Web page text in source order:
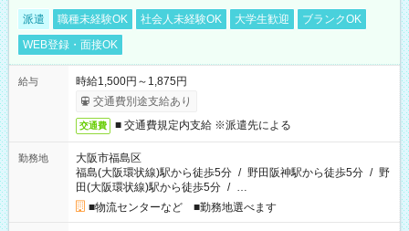
派遣 職種未経験OK 社会人未経験OK 大学生歓迎
ブランクOK
WEB登録・面接OK
給与
時給1,500円～1,875円
交通費別途支給あり
交通費 ■ 交通費規定内支給 ※派遣先による
勤務地
大阪市福島区
福島(大阪環状線)駅から徒歩5分 / 野田阪神駅から徒歩5分 / 野
田(大阪環状線)駅から徒歩5分 / …
■物流センターなど ■勤務地選べます